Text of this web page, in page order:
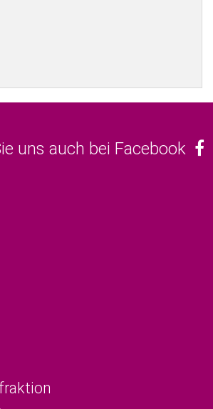
uns auch bei Facebook